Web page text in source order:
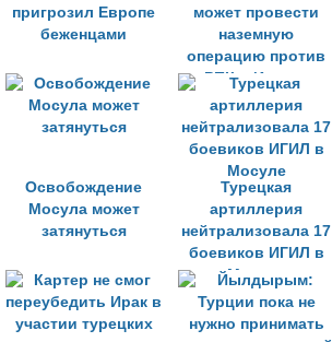
пригрозил Европе
беженцами
может провести
наземную
операцию против
РПК в Ираке»
Освобождение
Мосула может
затянуться
Турецкая
артиллерия
нейтрализовала 17
боевиков ИГИЛ в
Мосуле